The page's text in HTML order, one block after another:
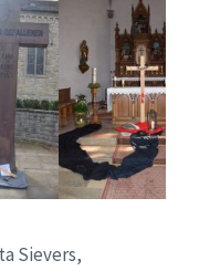
Sievers,